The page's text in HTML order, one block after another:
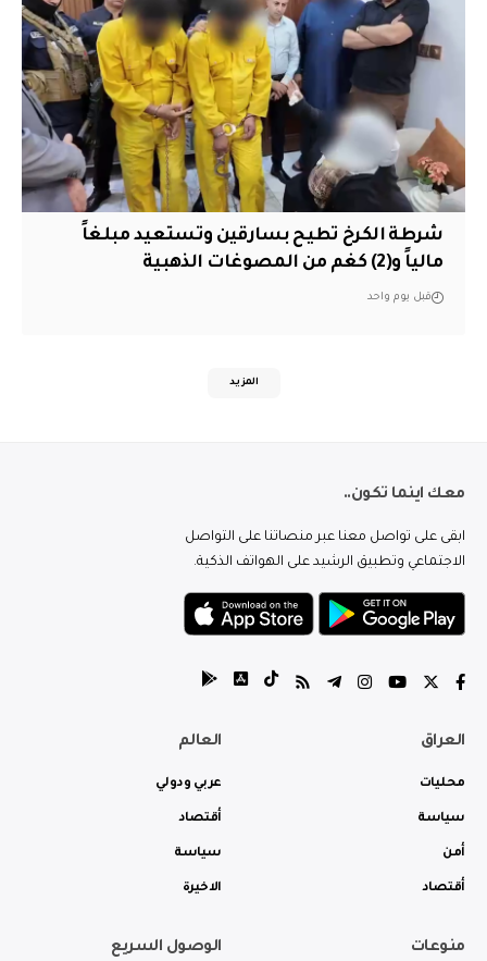
شرطة الكرخ تطيح بسارقين وتستعيد مبلغاً
مالياً و(2) كغم من المصوغات الذهبية
قبل يوم واحد
المزيد
معك اينما تكون..
ابقى على تواصل معنا عبر منصاتنا على التواصل
الاجتماعي وتطبيق الرشيد على الهواتف الذكية.
العراق
محليات
سياسة
أمن
أقتصاد
العالم
عربي ودولي
أقتصاد
سياسة
الاخيرة
منوعات الوصول السريع